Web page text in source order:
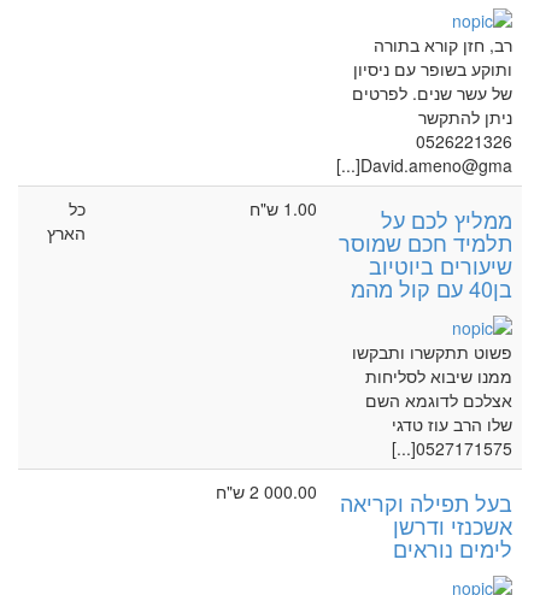
רב, חזן קורא בתורה
ותוקע בשופר עם ניסיון
של עשר שנים. לפרטים
ניתן להתקשר
0526221326
David.ameno@gma[...]
ממליץ לכם על
תלמיד חכם שמוסר
שיעורים ביוטיוב
בן40 עם קול מהמ
פשוט תתקשרו ותבקשו
ממנו שיבוא לסליחות
אצלכם לדוגמא השם
שלו הרב עוז טדגי
0527171575[...]
1.00 ש"ח
כל
הארץ
בעל תפילה וקריאה
אשכנזי ודרשן
לימים נוראים
2 000.00 ש"ח